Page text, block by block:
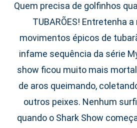
Quem precisa de golfinhos
TUBARÕES! Entretenha
movimentos épicos de
infame sequência da série
show ficou muito mais
de aros queimando,
outros peixes. Nenhum
quando o Shark Show